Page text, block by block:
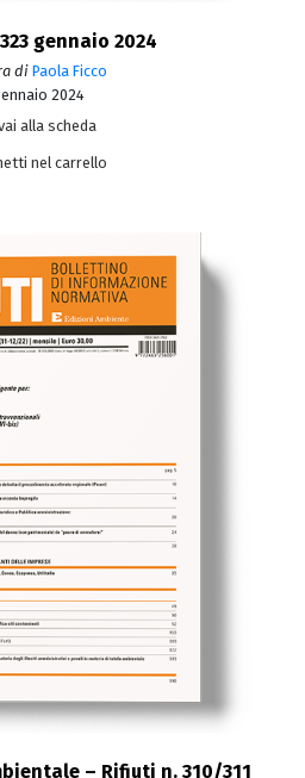
gennaio 2024
diPaola Ficco
2024
alla scheda
nel carrello
– Rifiuti n. 310/311